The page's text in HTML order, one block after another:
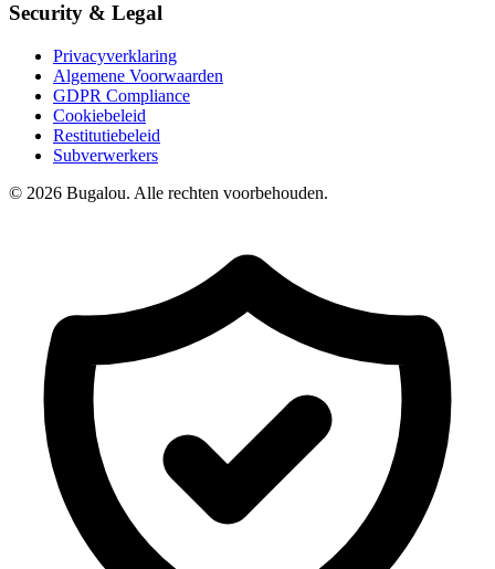
Security & Legal
Privacyverklaring
Algemene Voorwaarden
GDPR Compliance
Cookiebeleid
Restitutiebeleid
Subverwerkers
© 2026 Bugalou. Alle rechten voorbehouden.